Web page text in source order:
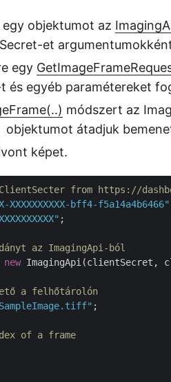
objektumot az
et
egy
és egyéb paramétereket
módszert az
objektumot átadjuk
képet.
from https://
XXXXXXXXXX-bff4-f5a14a4b6466"
;
az ImagingApi-ból
new ImagingApi(clientSecret,
a felhőtárolón
;
of a frame